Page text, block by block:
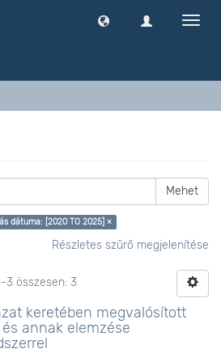
Mehet
dátuma: [2020 TO 2025] ×
Részletes szűrő megjelenítése
3 összesen: 3
keretében megvalósított
annak elemzése